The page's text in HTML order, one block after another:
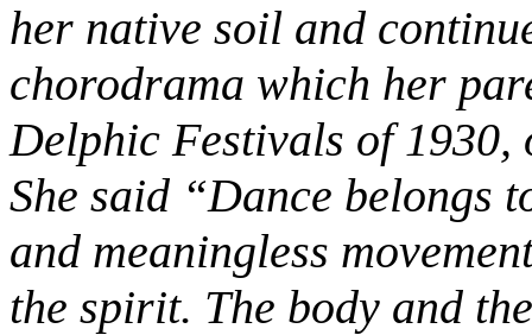
her native soil and
chorodrama which her
Delphic Festivals of 1930,
She said “Dance belongs
and meaningless
the spirit. The body and